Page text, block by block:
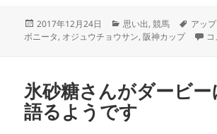
投
稿
2017年12月24日
カ
テ
思い出,競馬
タ
グ
アッ
ボニータ, オジュウチョウサン,阪神カップ
氷砂糖さんがダービ
語るようです